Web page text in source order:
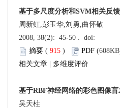
周新虹,彭玉华,刘勇,曲怀敬
( )
吴天柱